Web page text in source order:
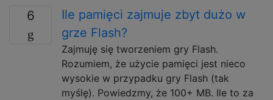
6
Ile pamięci zajmuje zbyt dużo w
grze Flash?
Zajmuję się tworzeniem gry Flash.
Rozumiem, że użycie pamięci jest nieco
wysokie w przypadku gry Flash (tak
myślę). Powiedzmy, że 100+ MB. Ile to za